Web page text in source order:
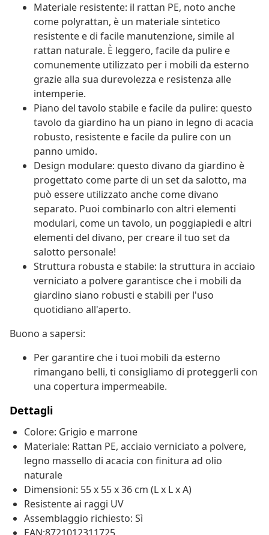
Materiale resistente: il rattan PE, noto anche
come polyrattan, è un materiale sintetico
resistente e di facile manutenzione, simile al
rattan naturale. È leggero, facile da pulire e
comunemente utilizzato per i mobili da esterno
grazie alla sua durevolezza e resistenza alle
intemperie.
Piano del tavolo stabile e facile da pulire: questo
tavolo da giardino ha un piano in legno di acacia
robusto, resistente e facile da pulire con un
panno umido.
Design modulare: questo divano da giardino è
progettato come parte di un set da salotto, ma
può essere utilizzato anche come divano
separato. Puoi combinarlo con altri elementi
modulari, come un tavolo, un poggiapiedi e altri
elementi del divano, per creare il tuo set da
salotto personale!
Struttura robusta e stabile: la struttura in acciaio
verniciato a polvere garantisce che i mobili da
giardino siano robusti e stabili per l'uso
quotidiano all'aperto.
Buono a sapersi:
Per garantire che i tuoi mobili da esterno
rimangano belli, ti consigliamo di proteggerli con
una copertura impermeabile.
Dettagli
Colore: Grigio e marrone
Materiale: Rattan PE, acciaio verniciato a polvere,
legno massello di acacia con finitura ad olio
naturale
Dimensioni: 55 x 55 x 36 cm (L x L x A)
Resistente ai raggi UV
Assemblaggio richiesto: Sì